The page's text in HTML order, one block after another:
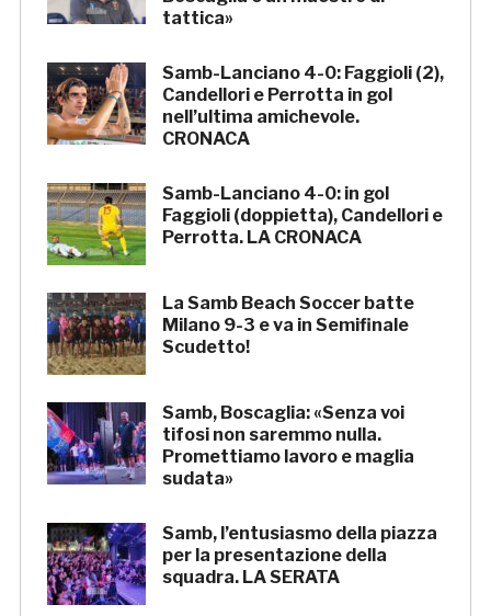
tattica»
Samb-Lanciano 4-0: Faggioli (2),
Candellori e Perrotta in gol
nell’ultima amichevole.
CRONACA
Samb-Lanciano 4-0: in gol
Faggioli (doppietta), Candellori e
Perrotta. LA CRONACA
La Samb Beach Soccer batte
Milano 9-3 e va in Semifinale
Scudetto!
Samb, Boscaglia: «Senza voi
tifosi non saremmo nulla.
Promettiamo lavoro e maglia
sudata»
Samb, l’entusiasmo della piazza
per la presentazione della
squadra. LA SERATA